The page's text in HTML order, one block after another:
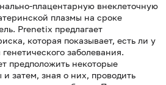
плацентарную внеклеточную
плазмы на сроке
Prenetix предлагает
которая показывает, есть ли у
заболевания.
предположить некоторые
затем, зная о них, проводить